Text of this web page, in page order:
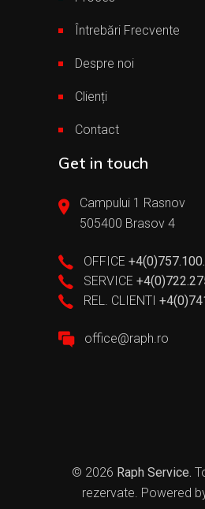
Întrebări Frecvente
Despre noi
Clienți
Contact
Get in touch
Campului 1 Rasnov
505400 Brasov 4
OFFICE
SERVICE
REL. CLIENTI
office@raph.ro
© 2026 Raph Service.
rezervate. Powered